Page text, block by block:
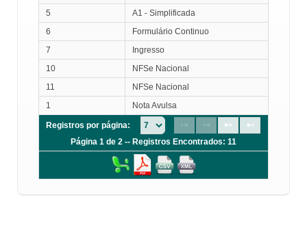
5
A1 - Simplificada
6
Formulário Continuo
7
Ingresso
10
NFSe Nacional
11
NFSe Nacional
1
Nota Avulsa
Registros por página:
Página 1 de 2 -- Registros Encontrados: 11